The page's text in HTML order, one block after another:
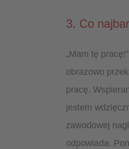
3. Co
„Mam tę
obrazowo
pracę.
jestem
zawodowej
odpowiada.